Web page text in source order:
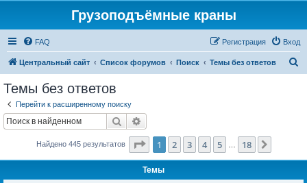
Грузоподъёмные краны
FAQ Вход
Регистрация
Центральный сайт Список форумов Поиск Темы без ответов
Темы без ответов
Перейти к расширенному поиску
Поиск
Найдено 445 результатов Страница из 18
1 2 3 4 5 18
Темы